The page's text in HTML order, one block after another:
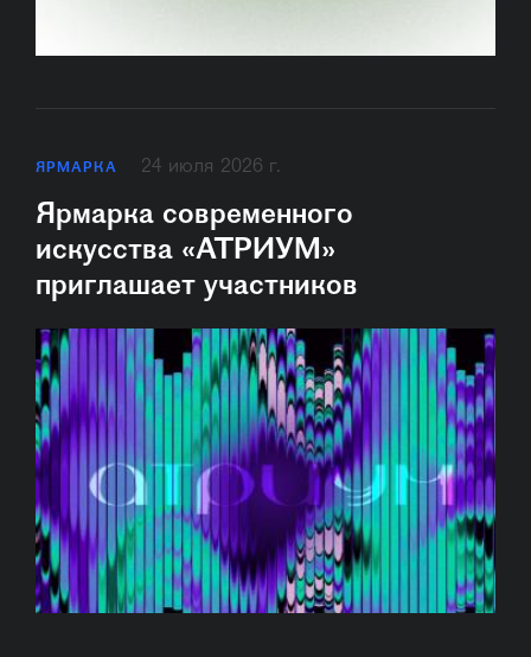
ЯРМАРКА 24 июля 2026 г.
Ярмарка современного
искусства «АТРИУМ»
приглашает участников